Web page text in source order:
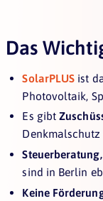
Das
SolarPLUS ist
Photovoltaik,
Es gibt
sind in Berlin
Keine